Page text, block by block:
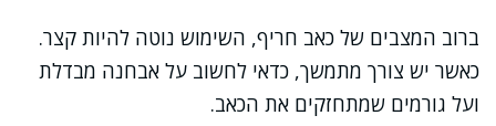
ברוב המצבים של כאב חריף, השימוש נוטה להיות קצר.
כאשר יש צורך מתמשך, כדאי לחשוב על אבחנה מבדלת
ועל גורמים שמתחזקים את הכאב.